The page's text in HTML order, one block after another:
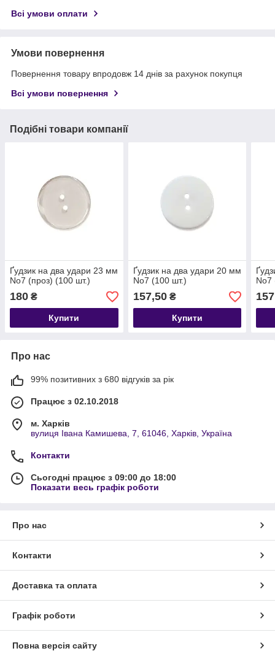
Всі умови оплати
Умови повернення
Повернення товару впродовж 14 днів за рахунок покупця
Всі умови повернення
Подібні товари компанії
Ґудзик на два удари 23 мм
No7 (проз) (100 шт.)
180 ₴
Купити
Ґудзик на два удари 20 мм
No7 (100 шт.)
157,50₴
Купити
No7
Про нас
99% позитивних з 680 відгуків за рік
Працює з 02.10.2018
м. Харків
вулиця Івана Камишева, 7, 61046, Харків, Україна
Контакти
Сьогодні працює з 09:00 до 18:00
Показати весь графік роботи
Про нас
Контакти
Доставка та оплата
Графік роботи
Повна версія сайту